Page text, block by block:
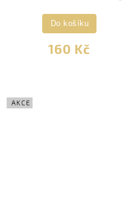
160 Kč
Do košíku
AKCE